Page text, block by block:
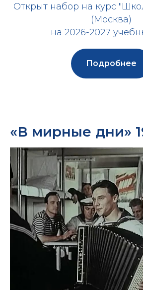
Открыт набор на курс
(Москва)
на 2026-2027
Подробнее
«В мирные дни»